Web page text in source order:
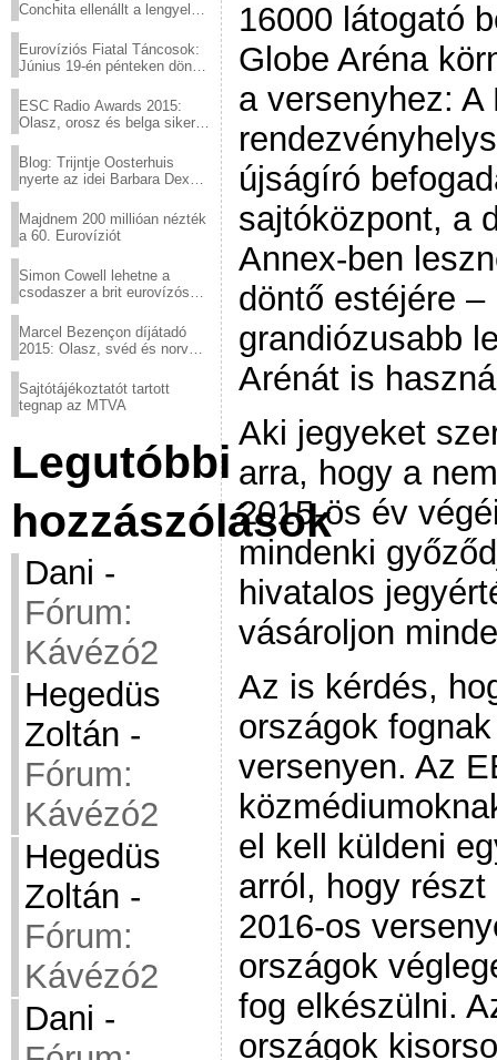
Conchita ellenállt a lengyel
Eurovíziós Fiatal Táncosok:
Június 19-én pénteken döntő
ESC Radio Awards 2015:
Olasz, orosz és belga siker,
Blog: Trijntje Oosterhuis
nyerte az idei Barbara Dex
Majdnem 200 millióan nézték
a 60. Eurovíziót
Simon Cowell lehetne a
csodaszer a brit eurovízós
Marcel Bezençon díjátadó
2015: Olasz, svéd és norvég
Sajtótájékoztatót tartott
tegnap az MTVA
Legutóbbi
hozzászólások
Dani -
Fórum:
Kávézó2
Hegedüs
Zoltán -
Fórum:
Kávézó2
Hegedüs
Zoltán -
Fórum:
Kávézó2
Dani -
16000 látogató
Globe Aréna
a versenyhez: A
újságíró
sajtóközpont, a
Annex-ben
döntő estéjére –
grandiózusabb
Arénát is
Aki jegyeket
arra, hogy a
2015-ös év
mindenki
hivatalos
vásároljon
Az is kérdés,
országok
versenyen. Az
el kell küldeni
arról, hogy
2016-os
országok
fog elkészülni.
országok